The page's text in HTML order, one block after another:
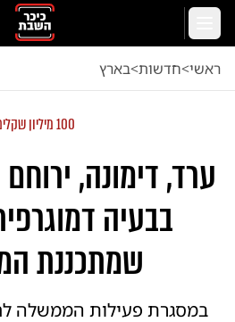
דלג לתוכן הראשי
ראשי<חדשות<בארץ
100 מיליון שקלים
ערד, דימונה,
בבעיה
שמתכננת
במסגרת פעילות הממשלה